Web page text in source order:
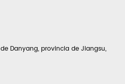
Danyang, provincia de Jiangsu,